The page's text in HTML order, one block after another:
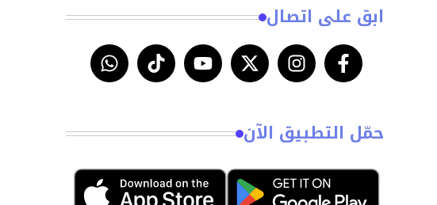
ابق على اتصال
حمّل التطبيق الآن